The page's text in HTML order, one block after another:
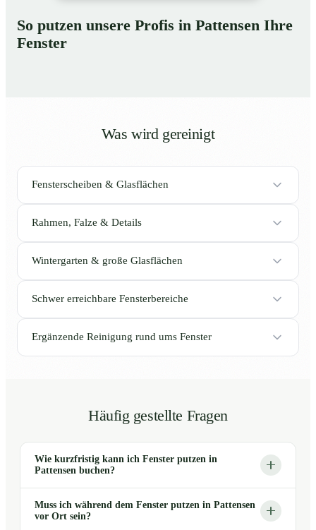
So putzen unsere Profis in Pattensen Ihre
Fenster
Was wird gereinigt
Fensterscheiben & Glasflächen
Rahmen, Falze & Details
Wintergarten & große Glasflächen
Schwer erreichbare Fensterbereiche
Ergänzende Reinigung rund ums Fenster
Häufig gestellte Fragen
Wie kurzfristig kann ich Fenster putzen in
Pattensen buchen?
Muss ich während dem Fenster putzen in Pattensen
vor Ort sein?